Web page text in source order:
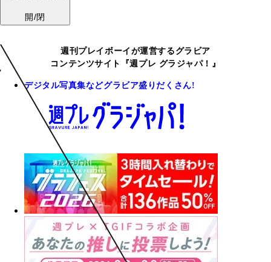
開/閉
週刊プレイボーイが運営するグラビア
コンテンツサイト『週プレ グラジャパ！』
デジタル写真集などグラビア盛りだくさん!